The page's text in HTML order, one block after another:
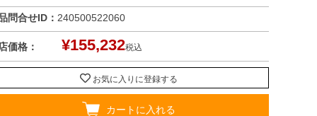
問合せID： 240500522060
価格： ¥155,232税込
お気に入りに登録する
カートに入れる